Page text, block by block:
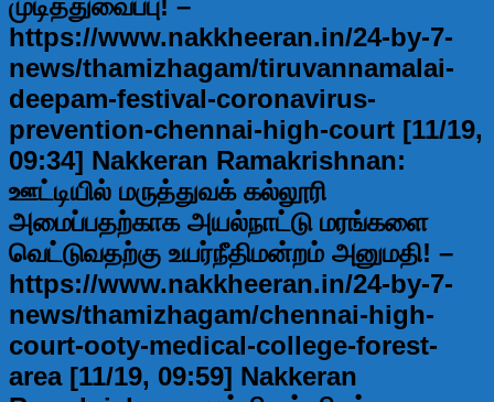
முடித்துவைப்பு! –
https://www.nakkheeran.in/24-by-7-
news/thamizhagam/tiruvannamalai-
deepam-festival-coronavirus-
prevention-chennai-high-court [11/19,
09:34] Nakkeran Ramakrishnan:
ஊட்டியில் மருத்துவக் கல்லூரி
அமைப்பதற்காக அயல்நாட்டு மரங்களை
வெட்டுவதற்கு உயர்நீதிமன்றம் அனுமதி! –
https://www.nakkheeran.in/24-by-7-
news/thamizhagam/chennai-high-
court-ooty-medical-college-forest-
area [11/19, 09:59] Nakkeran